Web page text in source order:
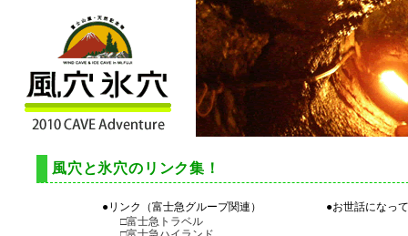
風穴と氷穴のリンク集！
●リンク（富士急グループ関連）
●お世話になっ
□富士急トラベル